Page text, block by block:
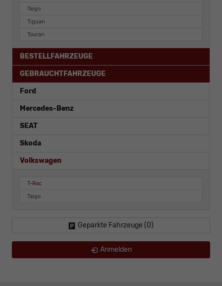
Taigo
Tiguan
Touran
BESTELLFAHRZEUGE
GEBRAUCHTFAHRZEUGE
Ford
Mercedes-Benz
SEAT
Skoda
Volkswagen
T-Roc
Taigo
Geparkte Fahrzeuge (0)
Anmelden